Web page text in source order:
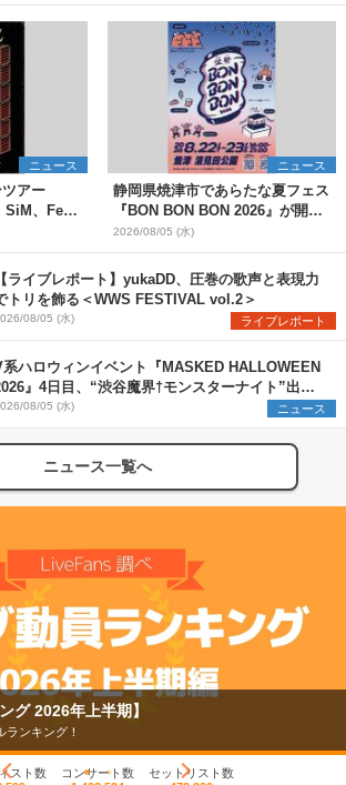
ニュース
アー
SiM、Fear,
ら対
斉解禁
ニュース
静岡県焼津市であらたな夏フェス
『BON BON BON 2026』が開
催 音楽ライブ×盆踊り×DJ×屋台
グルメ×ランタンナイトで彩る2日
間
2026/08/05 (水)
【ライブレポート】yukaDD、圧巻の歌声と表現力
トリを飾る＜WWS FESTIVAL vol.2＞
08/05 (水) ライブレポート
系ハロウィンイベント『MASKED HALLOWEEN
』4日目、“渋谷魔界†モンスターナイト”出演6
を発表
08/05 (水) ニュース
ニュース一覧へ
グ 2026年上半期】
ンキング！
スト数
コンサート数
セットリスト数